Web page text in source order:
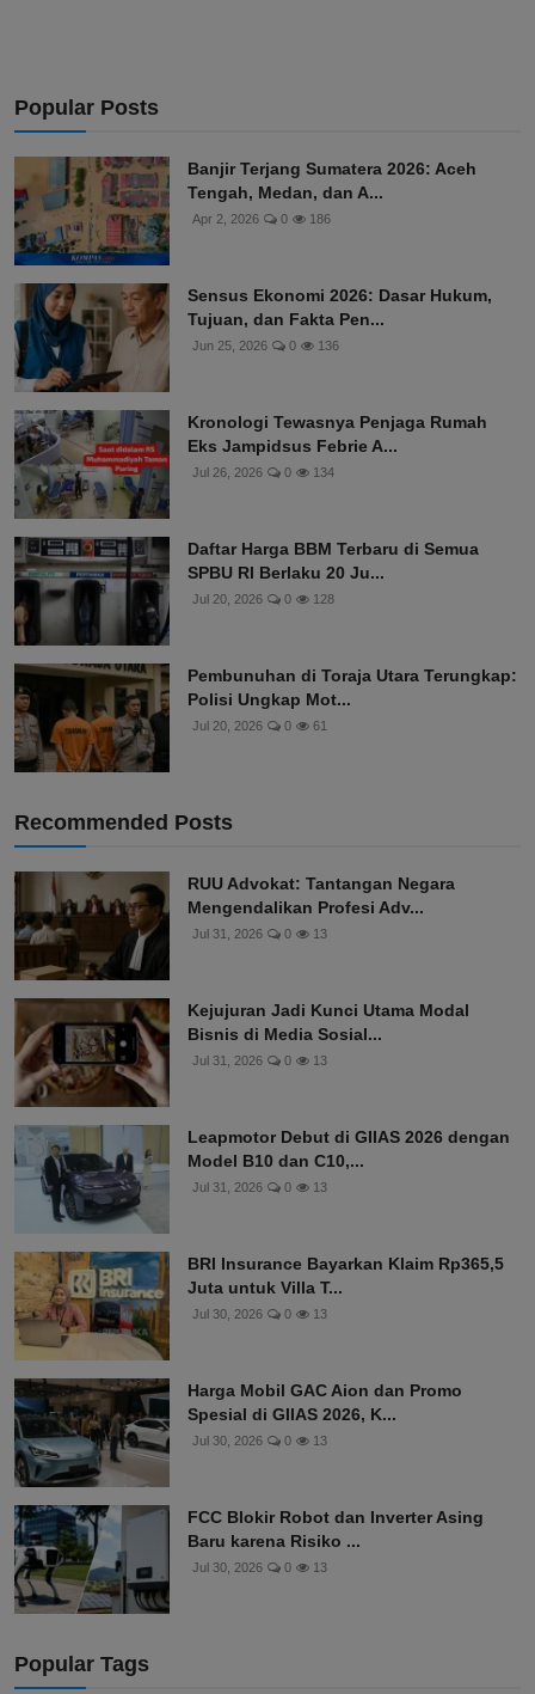
Popular Posts
Banjir Terjang Sumatera 2026: Aceh
Tengah, Medan, dan A...
Apr 2, 2026 0 186
Sensus Ekonomi 2026: Dasar Hukum,
Tujuan, dan Fakta Pen...
Jun 25, 2026 0 136
Kronologi Tewasnya Penjaga Rumah
Eks Jampidsus Febrie A...
Jul 26, 2026 0 134
Daftar Harga BBM Terbaru di Semua
SPBU RI Berlaku 20 Ju...
Jul 20, 2026 0 128
Pembunuhan di Toraja Utara Terungkap:
Polisi Ungkap Mot...
Jul 20, 2026 0 61
Recommended Posts
RUU Advokat: Tantangan Negara
Mengendalikan Profesi Adv...
Jul 31, 2026 0 13
Kejujuran Jadi Kunci Utama Modal
Bisnis di Media Sosial...
Jul 31, 2026 0 13
Leapmotor Debut di GIIAS 2026 dengan
Model B10 dan C10,...
Jul 31, 2026 0 13
BRI Insurance Bayarkan Klaim Rp365,5
Juta untuk Villa T...
Jul 30, 2026 0 13
Harga Mobil GAC Aion dan Promo
Spesial di GIIAS 2026, K...
Jul 30, 2026 0 13
FCC Blokir Robot dan Inverter Asing
Baru karena Risiko ...
Jul 30, 2026 0 13
Popular Tags